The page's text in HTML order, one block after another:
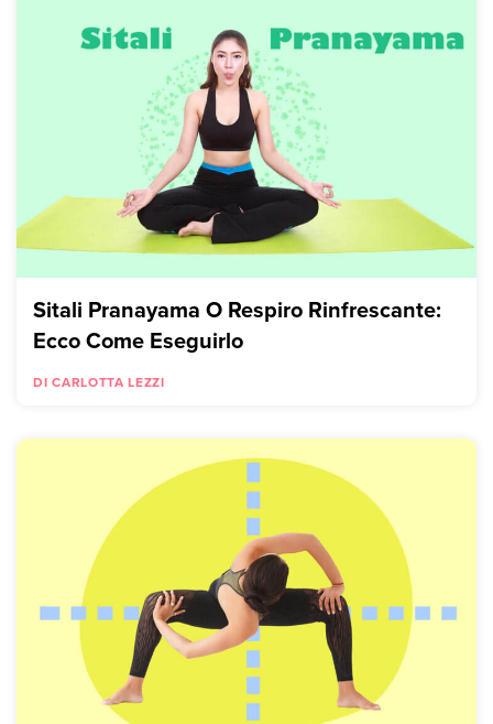
Sitali Pranayama O Respiro Rinfrescante:
Ecco Come Eseguirlo
DI CARLOTTA LEZZI